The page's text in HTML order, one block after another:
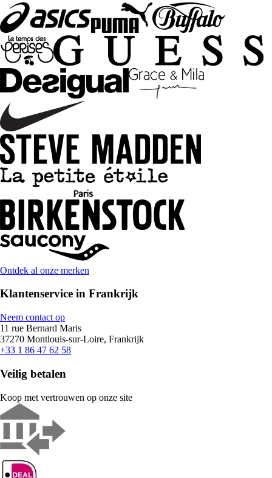
Ontdek al onze merken
Klantenservice in Frankrijk
Neem contact op
11 rue Bernard Maris
37270 Montlouis-sur-Loire, Frankrijk
+33 1 86 47 62 58
Veilig betalen
Koop met vertrouwen op onze site